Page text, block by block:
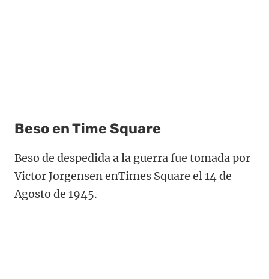
Beso en Time Square
Beso de despedida a la guerra fue tomada por
Victor Jorgensen enTimes Square el 14 de
Agosto de 1945.